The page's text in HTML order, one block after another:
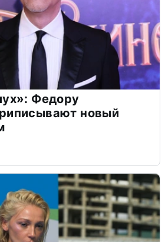
Федору
новый